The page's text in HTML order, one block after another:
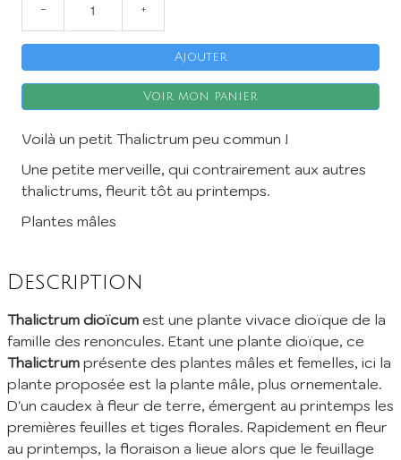
− +
Ajouter
Voir mon panier
Voilà un petit Thalictrum peu commun !
Une petite merveille, qui contrairement aux autres
thalictrums, fleurit tôt au printemps.
Plantes mâles
Description
Thalictrum dioïcum est une plante vivace dioïque de la
famille des renoncules. Etant une plante dioïque, ce
Thalictrum présente des plantes mâles et femelles, ici la
plante proposée est la plante mâle, plus ornementale.
D'un caudex à fleur de terre, émergent au printemps les
premières feuilles et tiges florales. Rapidement en fleur
au printemps, la floraison a lieue alors que le feuillage
Inscription à la Newsletter
dernières infos de la pépinière: Nouvelles plantes ajoutées au
EMail :
Je m'abonne
En envoyant mes informations, j'accepte votrePolitique de confidentialité